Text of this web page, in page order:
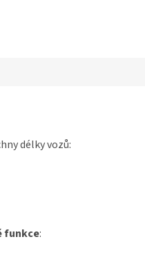
délky vozů:
funkce: